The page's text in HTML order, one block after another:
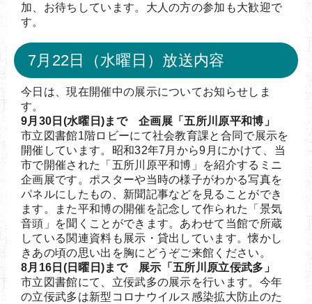
加、お待ちしています。大人の方の参加も大歓迎で
す。
7月22日（水曜日）放送内容
今日は、現在開催中の展示についてお知らせしま
す。
9月30日(水曜日)まで 企画展「五所川原平和博」
市立図書館1階ロビーにて社会教育課と合同で展示を
開催しています。昭和32年7月から9月にかけて、当
市で開催された「五所川原平和博」を紹介するミニ
企画展です。ポスターや当時の様子がわかる写真を
パネルにしたもの、新聞記事などを見ることができ
ます。また平和博の開催を記念して作られた「景気
音頭」を聞くことができます。あわせて当館で所蔵
している関連資料も展示・貸出しています。懐かし
きあの頃の思い出を胸にどうぞご来館ください。
8月16日(日曜日)まで 展示「五所川原立佞武多」
市立図書館にて、立佞武多の展示を行います。今年
の立佞武多は新型コロナウイルス感染拡大防止のた